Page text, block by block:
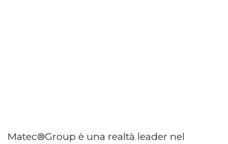
Matec®Group è una realtà leader nel